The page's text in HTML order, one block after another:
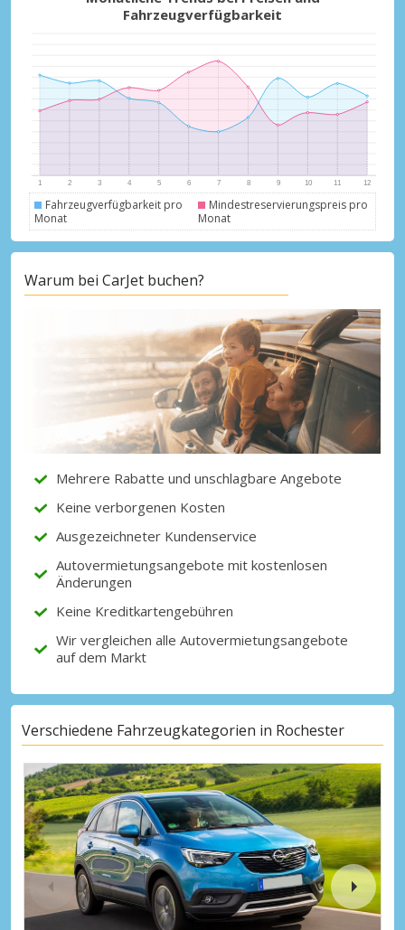
Top-Ersparnisses
Erhalten Sie Zugang zu exklusiven
Partnerangeboten
Mit eLink anmelden
Fahrzeugverfügbarkeit
Fahrzeugverfügbarkeit pro
Monat
Mindestreservierungspreis pro
Monat
Warum bei CarJet buchen?
Mehrere Rabatte und unschlagbare Angebote
Keine verborgenen Kosten
Ausgezeichneter Kundenservice
Autovermietungsangebote mit kostenlosen
Änderungen
Keine Kreditkartengebühren
Wir vergleichen alle Autovermietungsangebote
auf dem Markt
Verschiedene Fahrzeugkategorien in Rochester